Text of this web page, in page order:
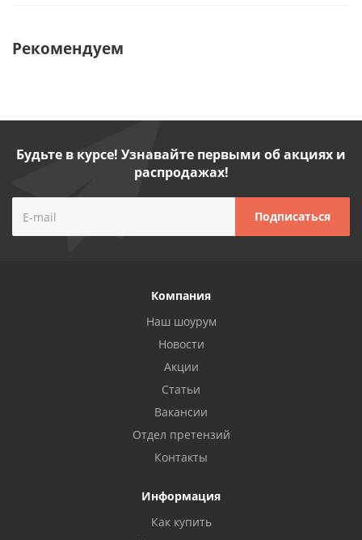
Рекомендуем
Будьте в курсе! Узнавайте первыми об акциях и
распродажах!
Компания
Наш шоурум
Новости
Акции
Статьи
Вакансии
Отдел претензий
Контакты
Информация
Как купить